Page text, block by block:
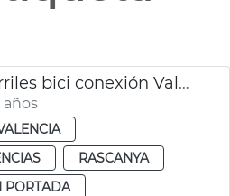
Construcción carriles bici conexión València con Burjassot
RASCANYA
PORTADA